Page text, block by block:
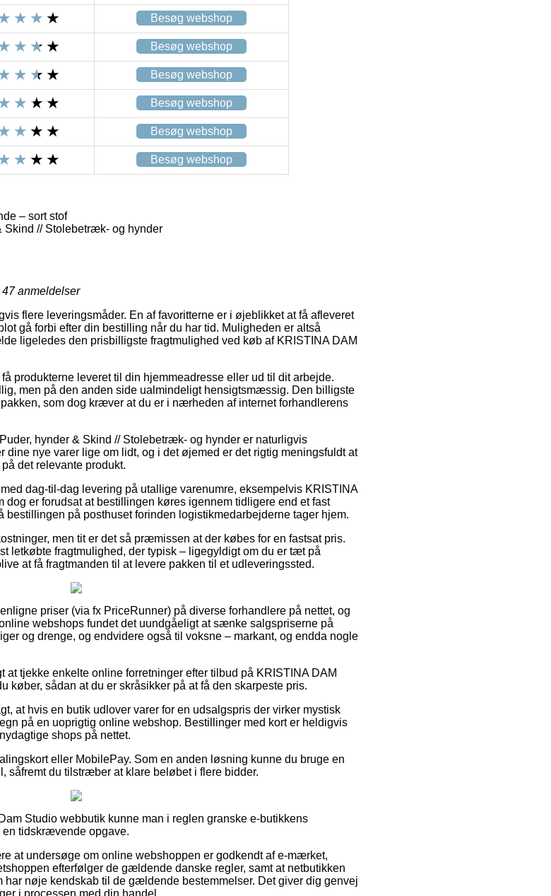
Besøg webshop
Besøg webshop
Besøg webshop
Besøg webshop
Besøg webshop
Besøg webshop
– sort stof
Skind // Stolebetræk- og hynder
47anmeldelser
flere leveringsmåder. En af favoritterne er i øjeblikket at få afleveret
gå forbi efter din bestilling når du har tid. Muligheden er altså
ligeledes den prisbilligste fragtmulighed ved køb af KRISTINA DAM
produkterne leveret til din hjemmeadresse eller ud til dit arbejde.
men på den anden side ualmindeligt hensigtsmæssig. Den billigste
som dog kræver at du er i nærheden af internet forhandlerens
hynder & Skind // Stolebetræk- og hynder er naturligvis
nye varer lige om lidt, og i det øjemed er det rigtig meningsfuldt at
det relevante produkt.
dag-til-dag levering på utallige varenumre, eksempelvis KRISTINA
dog er forudsat at bestillingen køres igennem tidligere end et fast
bestillingen på posthuset forinden logistikmedarbejderne tager hjem.
men tit er det så præmissen at der købes for en fastsat pris.
letkøbte fragtmulighed, der typisk – ligegyldigt om du er tæt på
at få fragtmanden til at levere pakken til et udleveringssted.
priser (via fx PriceRunner) på diverse forhandlere på nettet, og
webshops fundet det uundgåeligt at sænke salgspriserne på
og drenge, og endvidere også til voksne – markant, og endda nogle
tjekke enkelte online forretninger efter tilbud på KRISTINA DAM
køber, sådan at du er skråsikker på at få den skarpeste pris.
at hvis en butik udlover varer for en udsalgspris der virker mystisk
på en uoprigtig online webshop. Bestillinger med kort er heldigvis
shops på nettet.
eller MobilePay. Som en anden løsning kunne du bruge en
såfremt du tilstræber at klare beløbet i flere bidder.
Studio webbutik kunne man i reglen granske e-butikkens
tidskrævende opgave.
at undersøge om online webshoppen er godkendt af e-mærket,
efterfølger de gældende danske regler, samt at netbutikken
har nøje kendskab til de gældende bestemmelser. Det giver dig genvej